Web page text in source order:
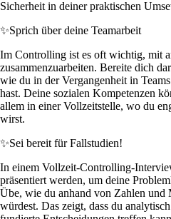
Sicherheit in deiner praktischen
✨Sprich über deine Teamarbeit
Im Controlling ist es oft wichtig, mit
zusammenzuarbeiten. Bereite dich
wie du in der Vergangenheit in
hast. Deine sozialen Kompetenzen
allem in einer Vollzeitstelle, wo du
wirst.
✨Sei bereit für Fallstudien!
In einem Vollzeit-Controlling-
präsentiert werden, um deine
Übe, wie du anhand von Zahlen und
würdest. Das zeigt, dass du